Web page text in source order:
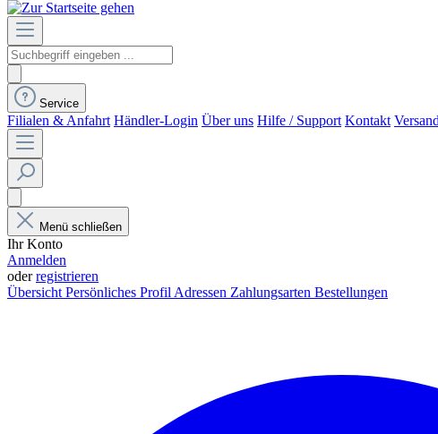
Service
Filialen & Anfahrt Händler-Login Über uns Hilfe / Support Kontakt
Menü schließen
Ihr Konto
Anmelden
oderregistrieren
ÜbersichtPersönliches ProfilAdressen Zahlungsarten Bestellungen